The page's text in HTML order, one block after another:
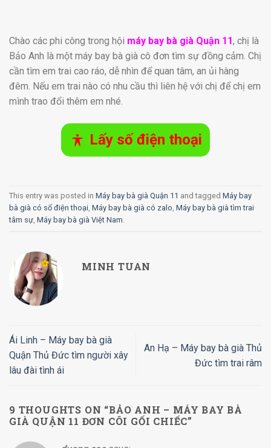
Chào các phi công trong hội máy bay bà già Quận 11, chị là
Bảo Anh là một máy bay bà già cô đơn tìm sự đồng cảm. Chị
cần tìm em trai cao ráo, dễ nhìn để quan tâm, an ủi hàng
đêm. Nếu em trai nào có nhu cầu thì liên hệ với chị để chị em
mình trao đổi thêm em nhé.
Lấy số điện thoại
This entry was posted in Máy bay bà già Quận 11 and tagged Máy bay
bà già có số điện thoại, Máy bay bà già có zalo, Máy bay bà già tìm trai
tâm sự, Máy bay bà già Việt Nam.
MINH TUAN
Ái Linh – Máy bay bà già
Quận Thủ Đức tìm người xây
lâu đài tình ái
An Hạ – Máy bay bà già Thủ
Đức tìm trai râm
9 THOUGHTS ON “BẢO ANH – MÁY BAY BÀ
GIÀ QUẬN 11 ĐƠN CÔI GỐI CHIẾC”